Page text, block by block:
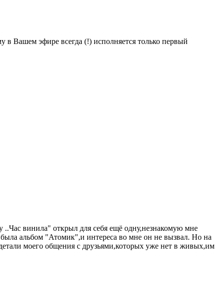
Вашем эфире всегда (!) исполняется только первый
винила" открыл для себя ещё одну,незнакомую мне
альбом "Атомик",и интереса во мне он не вызвал. Но на
моего общения с друзьями,которых уже нет в живых,им